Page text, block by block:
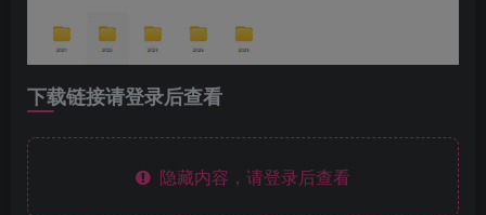
下载链接请登录后查看
隐藏内容，请登录后查看